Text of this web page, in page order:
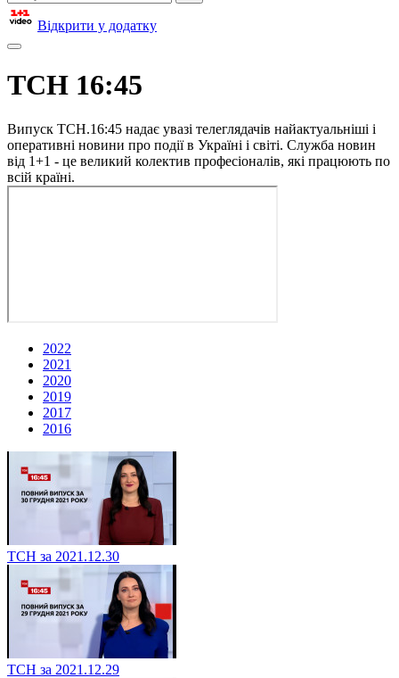
Відкрити у додатку
ТСН 16:45
Випуск ТСН.16:45 надає увазі телеглядачів найактуальніші і
оперативні новини про події в Україні і світі. Служба новин
від 1+1 - це великий колектив професіоналів, які працюють по
всій країні.
2022
2021
2020
2019
2017
2016
ТСН за 2021.12.30
ТСН за 2021.12.29